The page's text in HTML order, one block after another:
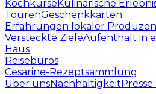
KochkurseKulinarische
TourenGeschenkkarten
Erfahrungen lokaler
Versteckte ZieleAufenthalt in
Haus
Reisebüros
Cesarine-Rezeptsammlung
Über unsNachhaltigkeitPresse